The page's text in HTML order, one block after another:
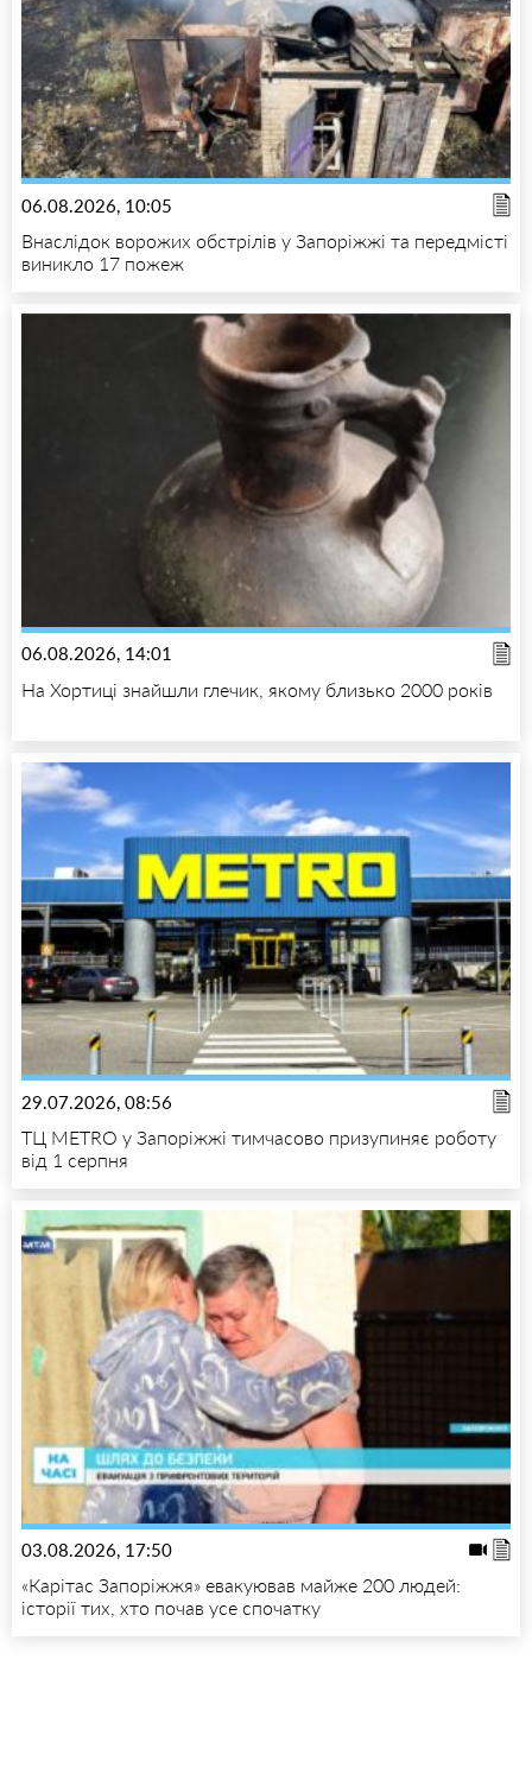
06.08.2026, 10:05
Внаслідок ворожих обстрілів у Запоріжжі та передмісті
виникло 17 пожеж
06.08.2026, 14:01
На Хортиці знайшли глечик, якому близько 2000 років
29.07.2026, 08:56
ТЦ METRO у Запоріжжі тимчасово призупиняє роботу
від 1 серпня
03.08.2026, 17:50
«Карітас Запоріжжя» евакуював майже 200 людей:
історії тих, хто почав усе спочатку